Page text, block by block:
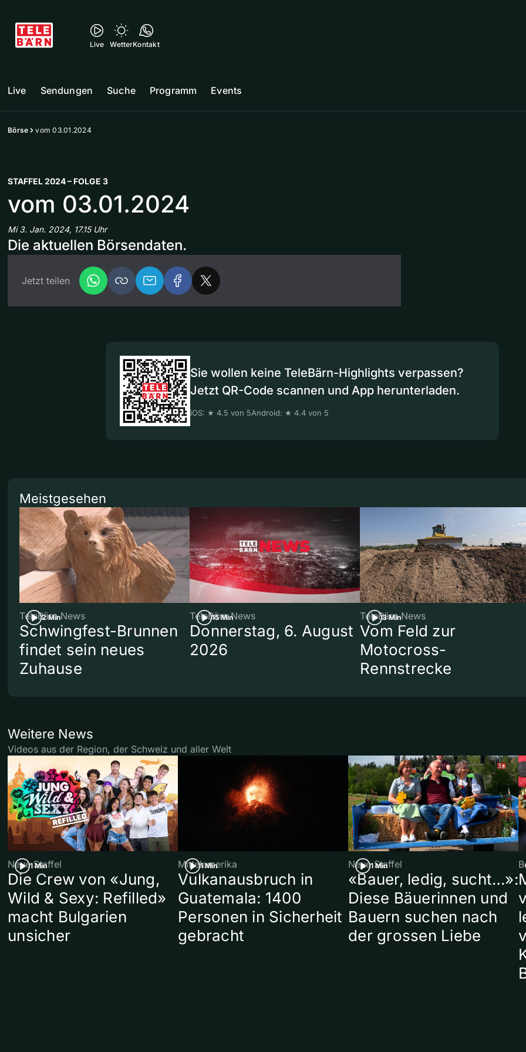
Live WetterKontakt
Live Sendungen Suche Programm Events
Börse vom 03.01.2024
STAFFEL 2024 – FOLGE 3
vom 03.01.2024
Mi 3. Jan. 2024, 17.15 Uhr
Die aktuellen Börsendaten.
Jetzt teilen
Sie wollen keine TeleBärn-Highlights verpassen?
Jetzt QR-Code scannen und App herunterladen.
iOS: ★ 4.5 von 5Android: ★ 4.4 von 5
Meistgesehen
2 Min
TeleBärn News
Schwingfest-Brunnen
findet sein neues
Zuhause
15 Min
TeleBärn News
Donnerstag, 6. August
2026
3 Min
TeleBärn News
Vom Feld zur
Motocross-
Rennstrecke
Weitere News
Videos aus der Region, der Schweiz und aller Welt
1 Min
Neue Staffel
Die Crew von «Jung,
Wild & Sexy: Refilled»
macht Bulgarien
unsicher
1 Min
Mittelamerika
Vulkanausbruch in
Guatemala: 1400
Personen in Sicherheit
gebracht
1 Min
Neue Staffel
«Bauer, ledig, sucht…»:
Diese Bäuerinnen und
Bauern suchen nach
der grossen Liebe